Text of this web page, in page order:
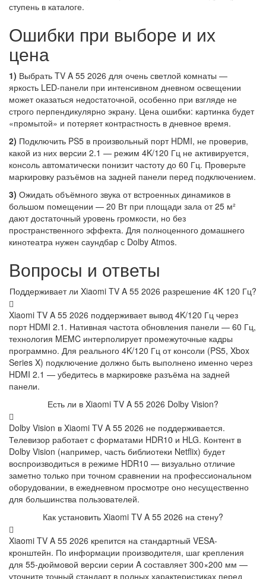
ступень в каталоге.
Ошибки при выборе и их
цена
1) Выбрать TV A 55 2026 для очень светлой комнаты —
яркость LED-панели при интенсивном дневном освещении
может оказаться недостаточной, особенно при взгляде не
строго перпендикулярно экрану. Цена ошибки: картинка будет
«промытой» и потеряет контрастность в дневное время.
2) Подключить PS5 в произвольный порт HDMI, не проверив,
какой из них версии 2.1 — режим 4K/120 Гц не активируется,
консоль автоматически понизит частоту до 60 Гц. Проверьте
маркировку разъёмов на задней панели перед подключением.
3) Ожидать объёмного звука от встроенных динамиков в
большом помещении — 20 Вт при площади зала от 25 м²
дают достаточный уровень громкости, но без
пространственного эффекта. Для полноценного домашнего
кинотеатра нужен саундбар с Dolby Atmos.
Вопросы и ответы
Поддерживает ли Xiaomi TV A 55 2026 разрешение 4K 120 Гц?
Xiaomi TV A 55 2026 поддерживает вывод 4K/120 Гц через
порт HDMI 2.1. Нативная частота обновления панели — 60 Гц,
технология MEMC интерполирует промежуточные кадры
программно. Для реального 4K/120 Гц от консоли (PS5, Xbox
Series X) подключение должно быть выполнено именно через
HDMI 2.1 — убедитесь в маркировке разъёма на задней
панели.
Есть ли в Xiaomi TV A 55 2026 Dolby Vision?
Dolby Vision в Xiaomi TV A 55 2026 не поддерживается.
Телевизор работает с форматами HDR10 и HLG. Контент в
Dolby Vision (например, часть библиотеки Netflix) будет
воспроизводиться в режиме HDR10 — визуально отличие
заметно только при точном сравнении на профессиональном
оборудовании, в ежедневном просмотре оно несущественно
для большинства пользователей.
Как установить Xiaomi TV A 55 2026 на стену?
Xiaomi TV A 55 2026 крепится на стандартный VESA-
кронштейн. По информации производителя, шаг крепления
для 55-дюймовой версии серии A составляет 300×200 мм —
уточните точный стандарт в полных характеристиках перед